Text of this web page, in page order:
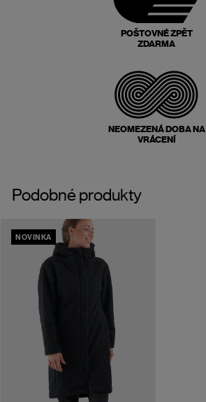
POŠTOVNÉ ZPĚT
ZDARMA
NEOMEZENÁ DOBA NA
VRÁCENÍ
Podobné produkty
NOVINKA